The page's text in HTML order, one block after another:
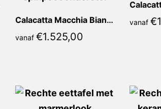
Calacatta Macchia Bianca Rond
vanaf €1.525,00
vanaf €